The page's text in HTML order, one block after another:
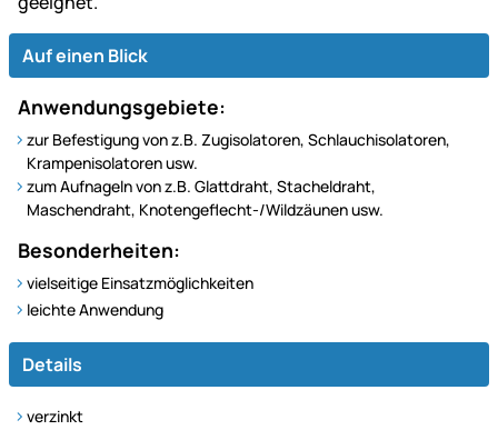
Auf einen Blick
Anwendungsgebiete:
zur Befestigung von z.B. Zugisolatoren, Schlauchisolatoren,
Krampenisolatoren usw.
zum Aufnageln von z.B. Glattdraht, Stacheldraht,
Maschendraht, Knotengeflecht-/Wildzäunen usw.
Besonderheiten:
vielseitige Einsatzmöglichkeiten
leichte Anwendung
Details
verzinkt